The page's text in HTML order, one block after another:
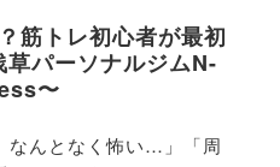
筋トレ初心者が最初
パーソナルジムN-
〜
なんとなく怖い…」「周